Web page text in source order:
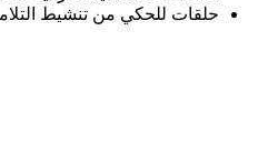
حلقات للحكي من تنشيط